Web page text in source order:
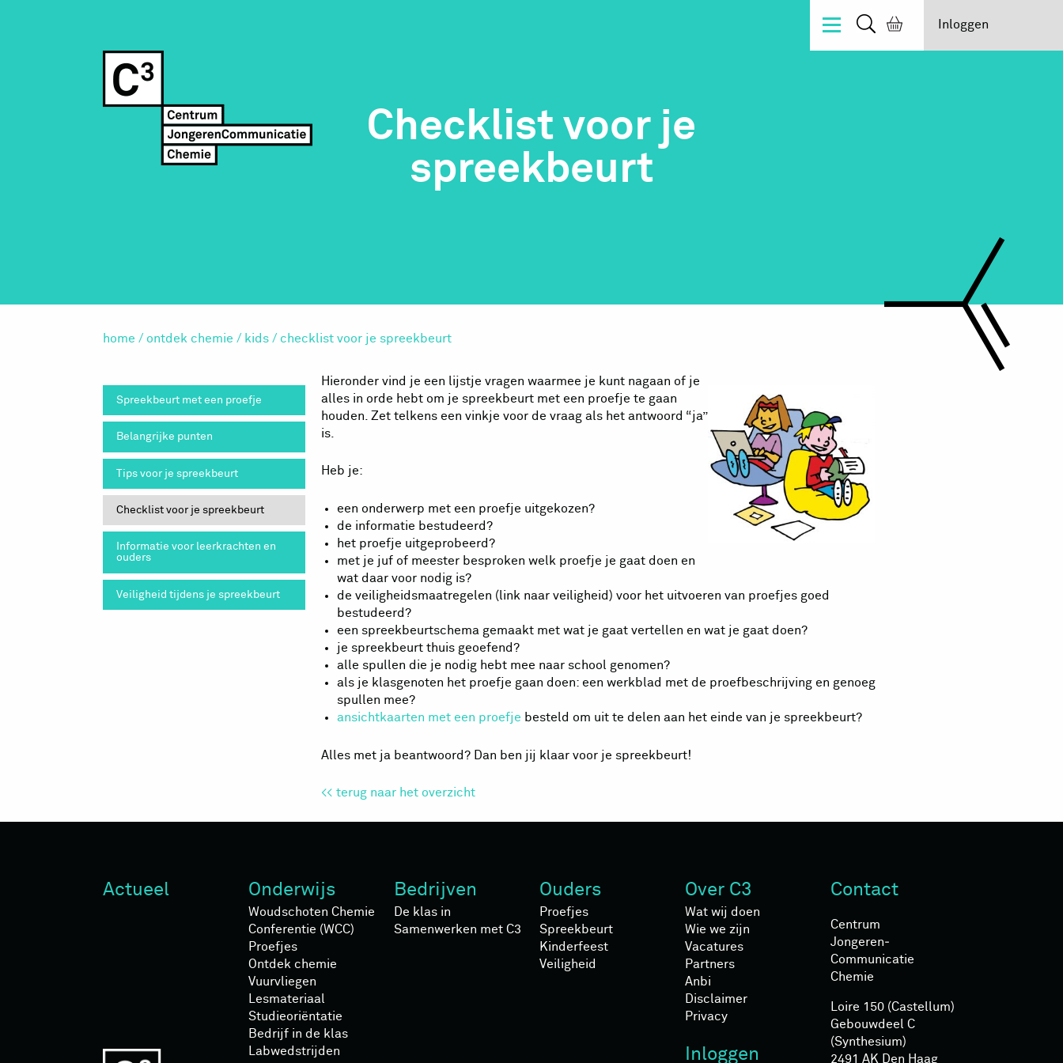
Inloggen
Checklist voor je
spreekbeurt
home / ontdek chemie / kids / checklist voor je spreekbeurt
Spreekbeurt met een proefje
Belangrijke punten
Tips voor je spreekbeurt
Checklist voor je spreekbeurt
Informatie voor leerkrachten en
ouders
Veiligheid tijdens je spreekbeurt
Hieronder vind je een lijstje vragen waarmee je kunt nagaan of je
alles in orde hebt om je spreekbeurt met een proefje te gaan
houden. Zet telkens een vinkje voor de vraag als het antwoord “ja”
is.
Heb je:
een onderwerp met een proefje uitgekozen?
de informatie bestudeerd?
het proefje uitgeprobeerd?
met je juf of meester besproken welk proefje je gaat doen en
wat daar voor nodig is?
de veiligheidsmaatregelen (link naar veiligheid) voor het uitvoeren van proefjes goed
bestudeerd?
een spreekbeurtschema gemaakt met wat je gaat vertellen en wat je gaat doen?
je spreekbeurt thuis geoefend?
alle spullen die je nodig hebt mee naar school genomen?
als je klasgenoten het proefje gaan doen: een werkblad met de proefbeschrijving en genoeg
spullen mee?
ansichtkaarten met een proefje besteld om uit te delen aan het einde van je spreekbeurt?
Alles met ja beantwoord? Dan ben jij klaar voor je spreekbeurt!
<< terug naar het overzicht
Actueel Onderwijs
Woudschoten Chemie
Conferentie (WCC)
Proefjes
Ontdek chemie
Vuurvliegen
Lesmateriaal
Studieoriëntatie
Bedrijf in de klas
Labwedstrijden
Bedrijven
De klas in
Samenwerken met C3
Ouders
Proefjes
Spreekbeurt
Kinderfeest
Veiligheid
Over C3
Wat wij doen
Wie we zijn
Vacatures
Partners
Anbi
Disclaimer
Privacy
Inloggen
Contact
Centrum
Jongeren­
Communicatie
Chemie
Loire 150 (Castellum)
Gebouwdeel C
(Synthesium)
2491 AK Den Haag